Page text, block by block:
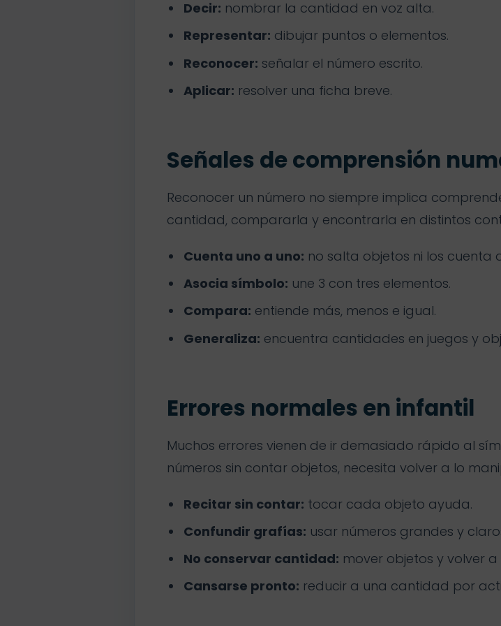
Decir: nombrar la cantidad en voz alta.
Representar: dibujar puntos o elementos.
Reconocer: señalar el número escrito.
Aplicar: resolver una ficha breve.
Señales de comprensión
Reconocer un número no siempre implica
cantidad, compararla y encontrarla en distintos
Cuenta uno a uno: no salta objetos ni los cuenta
Asocia símbolo: une 3 con tres elementos.
Compara: entiende más, menos e igual.
Generaliza: encuentra cantidades en juegos y
Errores normales en infantil
Muchos errores vienen de ir demasiado rápido al
números sin contar objetos, necesita volver a lo
Recitar sin contar: tocar cada objeto ayuda.
Confundir grafías: usar números grandes y
No conservar cantidad: mover objetos y volver
Cansarse pronto: reducir a una cantidad por